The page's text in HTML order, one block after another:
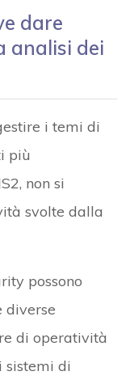
dare
analisi dei
i temi di
più
non si
svolte dalla
possono
diverse
di operatività
sistemi di